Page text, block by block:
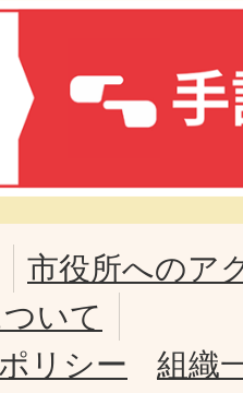
市役所へのア
いて
リシー
組織